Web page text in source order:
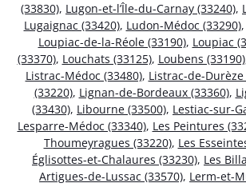
(33830), Lugon-et-l’Île-du-Carnay (33240),
Lugaignac (33420), Ludon-Médoc (33290),
Loupiac-de-la-Réole (33190), Loupiac
(33370), Louchats (33125), Loubens (33190)
Listrac-Médoc (33480), Listrac-de-Durèze
(33220), Lignan-de-Bordeaux (33360),
(33430), Libourne (33500), Lestiac-sur-
Lesparre-Médoc (33340), Les Peintures
Thoumeyragues (33220), Les
Églisottes-et-Chalaures (33230), Les
Artigues-de-Lussac (33570), Lerm-et-